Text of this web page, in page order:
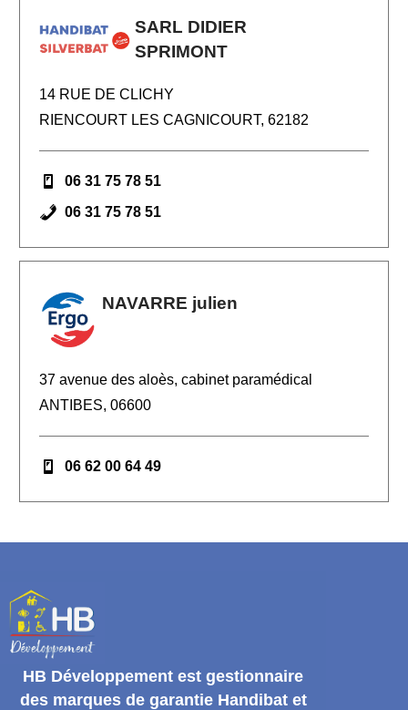
SARL DIDIER
SPRIMONT
14 RUE DE CLICHY
RIENCOURT LES CAGNICOURT, 62182
06 31 75 78 51
06 31 75 78 51
NAVARRE julien
37 avenue des aloès, cabinet paramédical
ANTIBES, 06600
06 62 00 64 49
HB Développement est gestionnaire
des marques de garantie Handibat et